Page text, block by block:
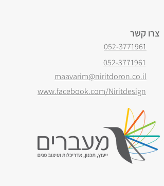
צרו קשר
052-3771961
052-3771961
maavarim@niritdoron.co.il
www.facebook.com/Niritdesign